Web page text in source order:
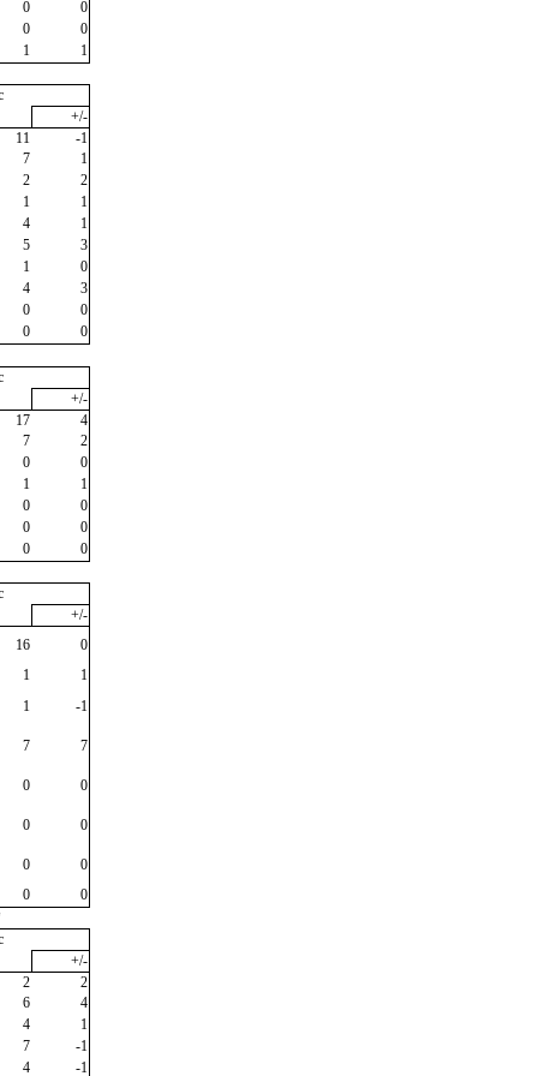
0
0
0
0
1
1
+/-
11
-1
7
1
2
2
1
1
4
1
5
3
1
0
4
3
0
0
0
0
+/-
17
4
7
2
0
0
1
1
0
0
0
0
0
0
+/-
16
0
1
1
1
-1
7
7
0
0
0
0
0
0
0
0
+/-
2
2
6
4
4
1
7
-1
4 -1